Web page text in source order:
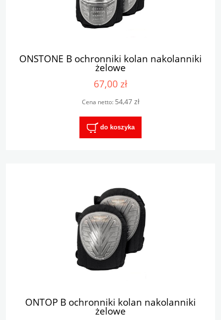
ONSTONE B ochronniki kolan nakolanniki
żelowe
67,00 zł
Cena netto: 54,47 zł
do koszyka
ONTOP B ochronniki kolan nakolanniki
żelowe